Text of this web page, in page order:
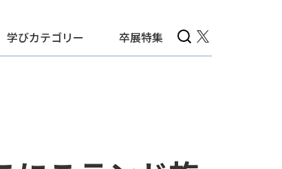
学びカテゴリー 卒展特集